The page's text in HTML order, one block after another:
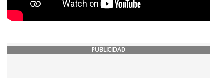
PUBLICIDAD